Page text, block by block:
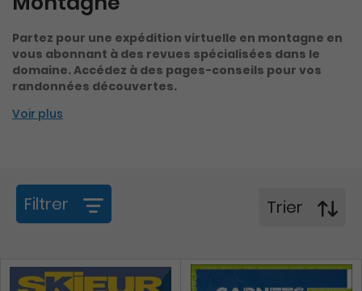
Partez pour une expédition virtuelle en montagne en
vous abonnant à des revues spécialisées dans le
domaine. Accédez à des pages-conseils pour vos
randonnées découvertes.
Voir plus
Filtrer Trier